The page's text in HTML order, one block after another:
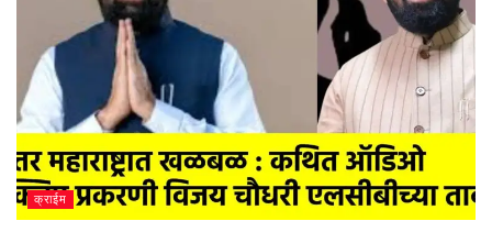
क्राईम